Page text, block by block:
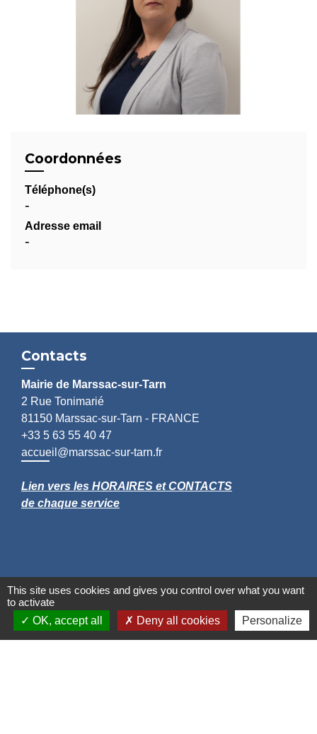
Coordonnées
Téléphone(s)
-
Adresse email
-
Contacts
Mairie de Marssac-sur-Tarn
2 Rue Tonimarié
81150 Marssac-sur-Tarn - FRANCE
+33 5 63 55 40 47
accueil@marssac-sur-tarn.fr
Lien vers les HORAIRES et CONTACTS
de chaque service
This site uses cookies and gives you control over what you want
to activate
OK, accept all
Deny all cookies Personalize